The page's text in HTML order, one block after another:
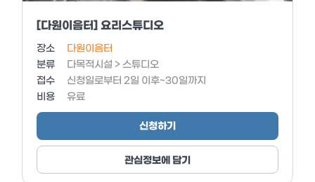
[다원이음터] 요리스튜디오
장소
다원이음터
분류
다목적시설 > 스튜디오
접수
신청일로부터 2일 이후~30일까지
비용
유료
신청하기
관심정보에 담기